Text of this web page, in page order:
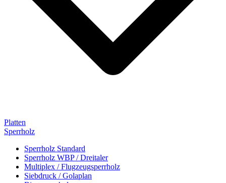
Platten
Sperrholz
Sperrholz Standard
Sperrholz WBP / Dreitaler
Multiplex / Flugzeugsperrholz
Siebdruck / Golaplan